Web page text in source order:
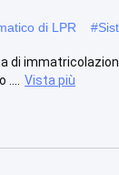
di LPR #
immatricolazione
Vista più